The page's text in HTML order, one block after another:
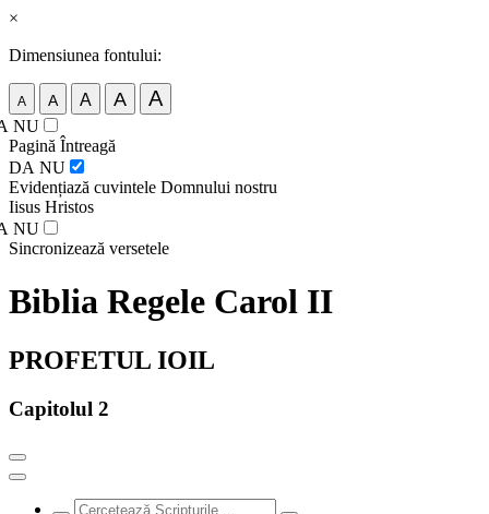
×
Dimensiunea fontului:
A A A A A
NU
Pagină Întreagă
DA NU
Evidențiază cuvintele Domnului nostru
Iisus Hristos
NU
Sincronizează versetele
Biblia Regele Carol II
PROFETUL IOIL
Capitolul 2